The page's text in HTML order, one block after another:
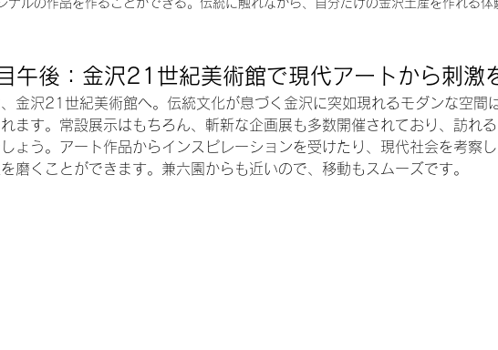
ナルの作品を作ることができる。伝統に触れながら、自分だけの金沢土産を作れる体
午後：金沢21世紀美術館で現代アートから刺激
金沢21世紀美術館へ。伝統文化が息づく金沢に突如現れるモダンな空間
ます。常設展示はもちろん、斬新な企画展も多数開催されており、訪れ
ょう。アート作品からインスピレーションを受けたり、現代社会を考察
磨くことができます。兼六園からも近いので、移動もスムーズです。